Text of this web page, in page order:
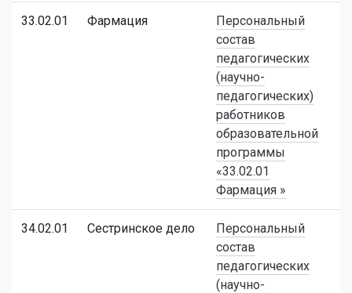
33.02.01 Фармация
Персональный
состав
педагогических
(научно-
педагогических)
работников
образовательной
программы
«33.02.01
Фармация »
34.02.01 Сестринское дело
Персональный
состав
педагогических
(научно-